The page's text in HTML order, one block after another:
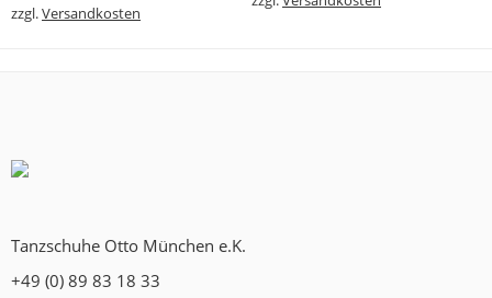
zzgl.Versandkosten
Tanzschuhe Otto München e.K.
+49 (0) 89 83 18 33